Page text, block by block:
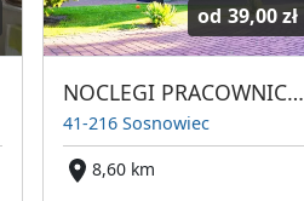
od 39,00 zł
NOCLEGI PRACOWNICZE
41-216 Sosnowiec
8,60 km